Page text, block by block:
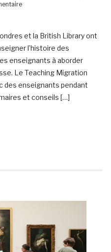
et la British Library ont
l’histoire des
enseignants à aborder
Le Teaching Migration
des enseignants pendant
et conseils […]